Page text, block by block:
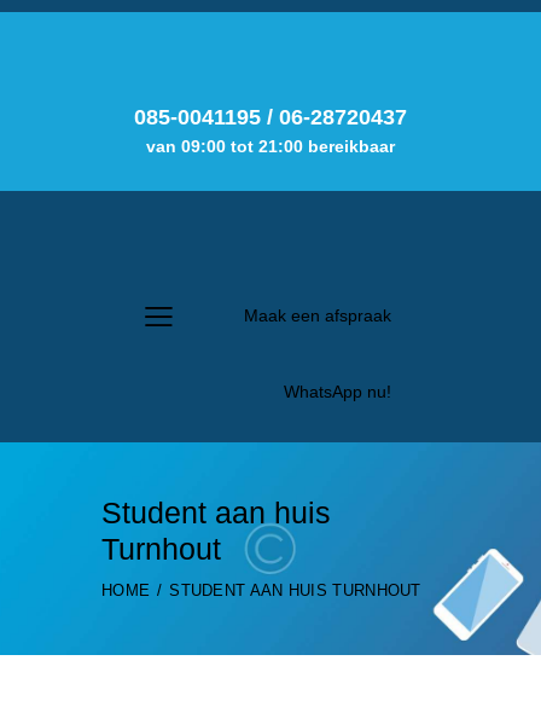
085-0041195 / 06-28720437
van 09:00 tot 21:00 bereikbaar
Maak een afspraak
WhatsApp nu!
Student aan huis
Turnhout
HOME STUDENT AAN HUIS TURNHOUT